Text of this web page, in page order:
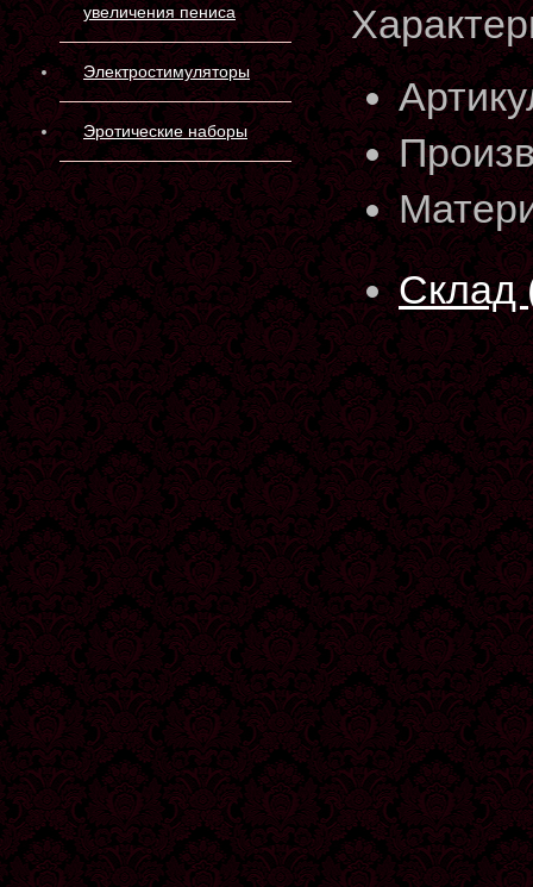
увеличения пениса
Электростимуляторы
Эротические наборы
Склад